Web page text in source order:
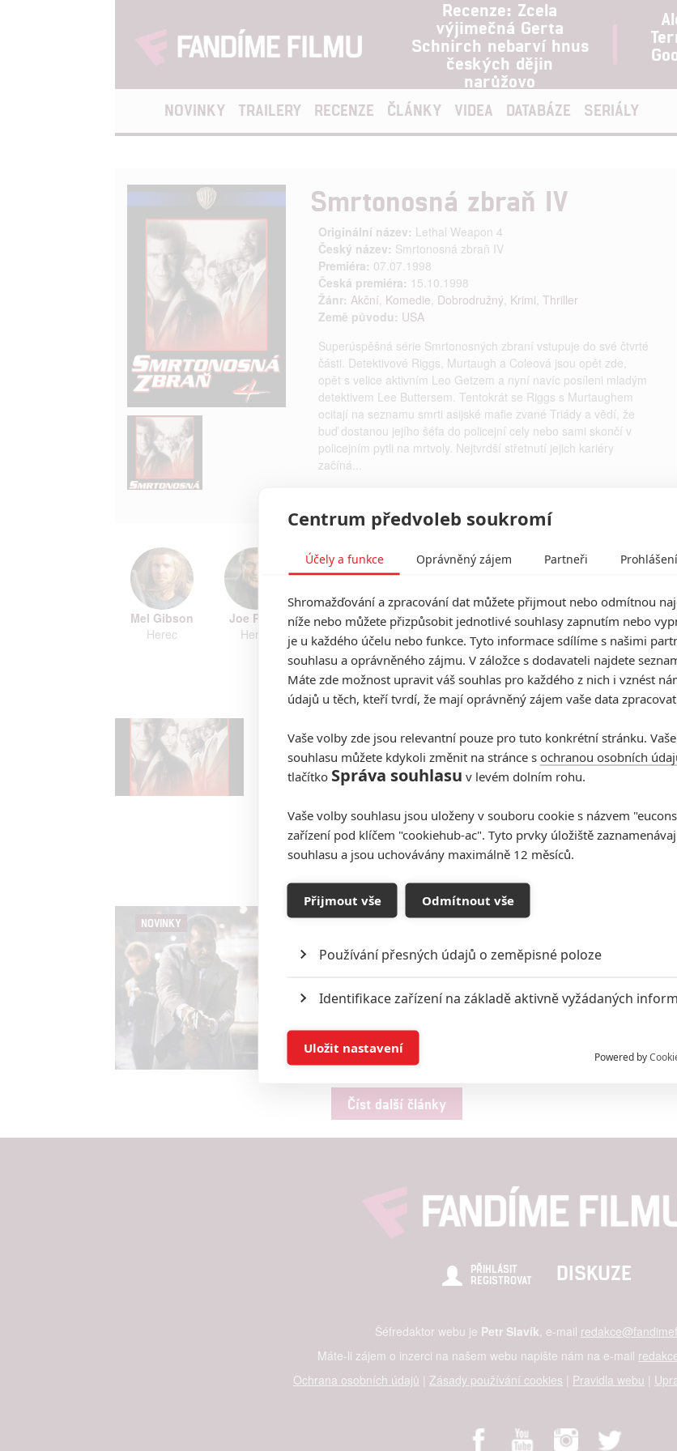
Recenze: Zcela
výjimečná Gerta
Schnirch nebarví hnus
českých dějin
narůžovo
NOVINKY TRAILERY RECENZE ČLÁNKY VIDEA DATABÁZE SERIÁLY
Smrtonosná zbraň IV
Originální název: Lethal Weapon 4
Český název: Smrtonosná zbraň IV
Premiéra: 07.07.1998
Česká premiéra: 15.10.1998
Žánr: Akční, Komedie Dobrodružný Krimi Thriller
Země původu: USA
Superúspěšná série Smrtonosných zbraní vstupuje do své čtvrté
části. Detektivové Riggs, Murtaugh a Coleová jsou opět zde,
opět s velice aktivním Leo Getzem a nyní navíc posíleni mladým
detektivem Lee Buttersem. Tentokrát se Riggs s Murtaughem
ocitají na seznamu smrti asijské mafie zvané Triády a vědí, že
buď dostanou jejího šéfa do policejní cely nebo sami skončí v
policejním pytli na mrtvoly. Nejtvrdší střetnutí jejich kariéry
začíná...
Mel Gibson
Herec
Joe Pesci
Herec
Zobrazit další aktéry filmu
Vstoupit do
Počet: 1
NOVINKY
Smrtonosná zbraň 5: Mel
filmu se pracuje
Dlouhá léta odkládané pokračování úspěšné akční
Číst další články
PŘIHLÁSIT
REGISTROVAT
DISKUZE
Šéfredaktor webu je Petr Slavík, e-mail
Máte-li zájem o inzerci na našem webu napište nám na e-mail
Ochrana osobních údajů | Zásady používání cookies | Pravidla webu |
Centrum předvoleb soukromí
Účely a funkce Oprávněný zájem Partneři
Shromažďování a zpracování dat můžete přijmout nebo odmítnou
níže nebo můžete přizpůsobit jednotlivé souhlasy zapnutím nebo
je u každého účelu nebo funkce. Tyto informace sdílíme s našimi
souhlasu a oprávněného zájmu. V záložce s dodavateli najdete
Máte zde možnost upravit váš souhlas pro každého z nich i vznést
údajů u těch, kteří tvrdí, že mají oprávněný zájem vaše data
Vaše volby zde jsou relevantní pouze pro tuto konkrétní stránku.
souhlasu můžete kdykoli změnit na stránce s ochranou osobních
tlačítko Správa souhlasu v levém dolním rohu.
Vaše volby souhlasu jsou uloženy v souboru cookie s názvem
zařízení pod klíčem "cookiehub-ac". Tyto prvky úložiště
souhlasu a jsou uchovávány maximálně 12 měsíců.
Přijmout vše Odmítnout vše
Používání přesných údajů o zeměpisné poloze
Identifikace zařízení na základě aktivně vyžádaných
Ukládání a/nebo přístup k informacím v zařízení
Reklama založená na omezených údajích a měření reklamy
Udělením souhlasu s účely a funkcemi zde uvedenými dáváte nám i
možnost: Zajištění bezpečnosti, předcházení a zjišťování podvodů a
Powered by
Uložit nastavení